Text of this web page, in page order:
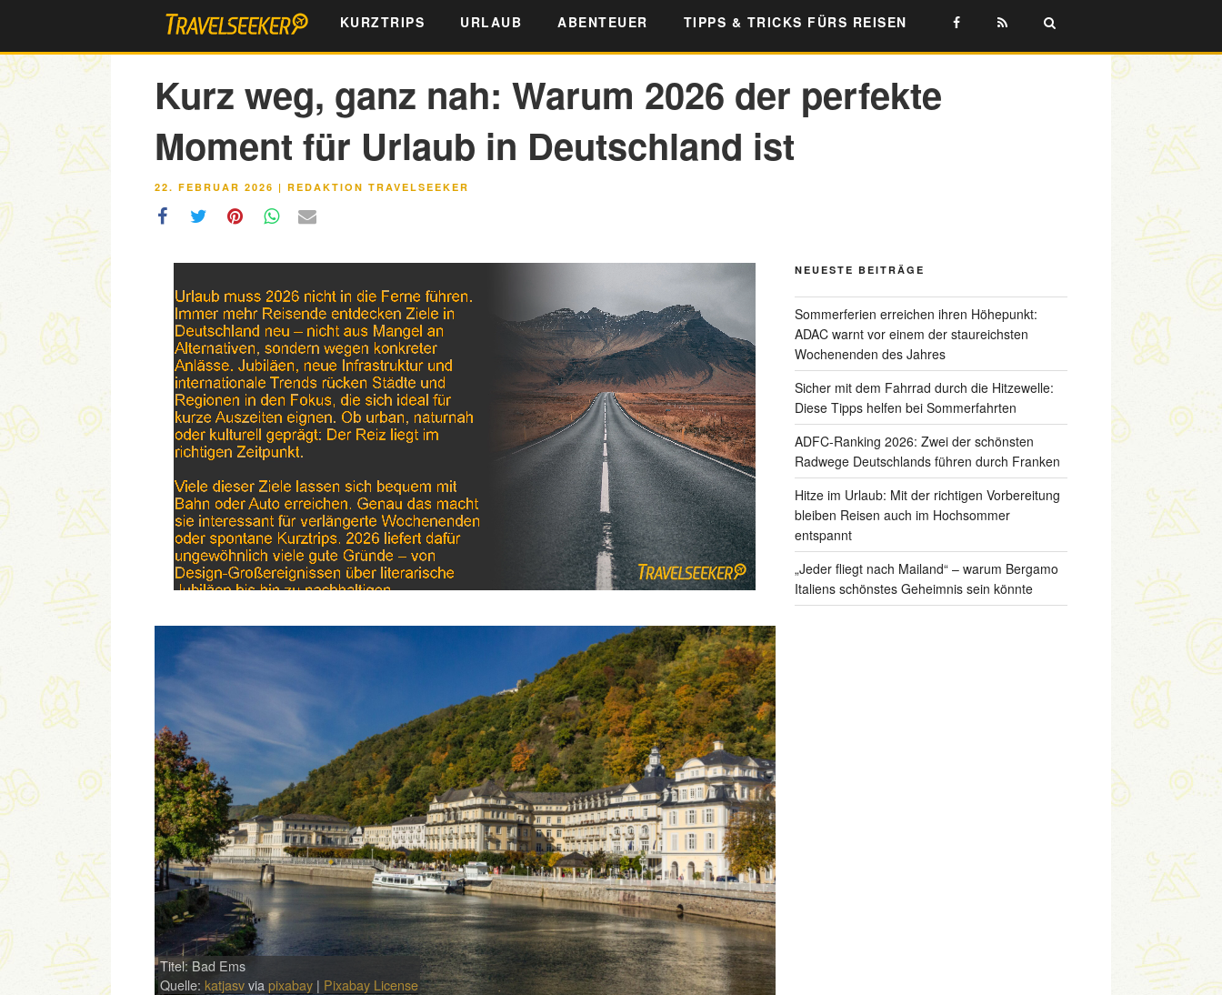
springen
KURZTRIPS URLAUB ABENTEUER TIPPS & TRICKS FÜRS REISEN
Kurz weg, ganz nah: Warum 2026 der perfekte
Moment für Urlaub in Deutschland ist
VERÖFFENTLICHT
22. FEBRUAR 2026 | REDAKTION TRAVELSEEKER
Titel: Bad Ems
Quelle:katjasvviapixabay | Pixabay License
NEUESTE BEITRÄGE
Sommerferien erreichen ihren Höhepunkt:
ADAC warnt vor einem der staureichsten
Wochenenden des Jahres
Sicher mit dem Fahrrad durch die Hitzewelle:
Diese Tipps helfen bei Sommerfahrten
ADFC-Ranking 2026: Zwei der schönsten
Radwege Deutschlands führen durch Franken
Hitze im Urlaub: Mit der richtigen Vorbereitung
bleiben Reisen auch im Hochsommer
entspannt
„Jeder fliegt nach Mailand“ – warum Bergamo
Italiens schönstes Geheimnis sein könnte